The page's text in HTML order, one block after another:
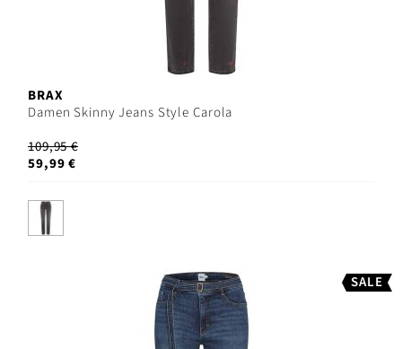
BRAX
Damen Skinny Jeans Style Carola
109,95 €
59,99 €
SALE